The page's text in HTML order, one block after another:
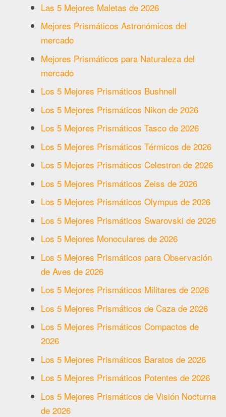
Las 5 Mejores Maletas de 2026
Mejores Prismáticos Astronómicos del
mercado
Mejores Prismáticos para Naturaleza del
mercado
Los 5 Mejores Prismáticos Bushnell
Los 5 Mejores Prismáticos Nikon de 2026
Los 5 Mejores Prismáticos Tasco de 2026
Los 5 Mejores Prismáticos Térmicos de 2026
Los 5 Mejores Prismáticos Celestron de 2026
Los 5 Mejores Prismáticos Zeiss de 2026
Los 5 Mejores Prismáticos Olympus de 2026
Los 5 Mejores Prismáticos Swarovski de 2026
Los 5 Mejores Monoculares de 2026
Los 5 Mejores Prismáticos para Observación
de Aves de 2026
Los 5 Mejores Prismáticos Militares de 2026
Los 5 Mejores Prismáticos de Caza de 2026
Los 5 Mejores Prismáticos Compactos de
2026
Los 5 Mejores Prismáticos Baratos de 2026
Los 5 Mejores Prismáticos Potentes de 2026
Los 5 Mejores Prismáticos de Visión Nocturna
de 2026